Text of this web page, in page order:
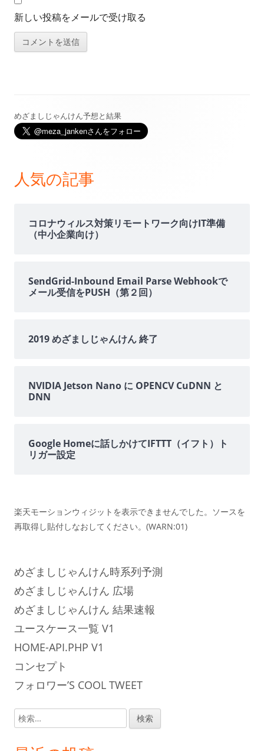
新しい投稿をメールで受け取る
メ
ン
めざましじゃんけん予想と結果
人気の記事
コロナウィルス対策リモートワーク向けIT準備
（中小企業向け）
SendGrid-Inbound Email Parse Webhookで
メール受信をPUSH（第２回）
2019 めざましじゃんけん 終了
NVIDIA Jetson Nano に OPENCV CuDNN と
DNN
Google Homeに話しかけてIFTTT（イフト）ト
リガー設定
楽天モーションウィジットを表示できませんでした。ソースを
再取得し貼付しなおしてください。(WARN:01)
めざましじゃんけん時系列予測
めざましじゃんけん 広場
めざましじゃんけん 結果速報
ユースケース一覧 V1
HOME-API.PHP V1
コンセプト
フォロワー’S COOL TWEET
検
索: